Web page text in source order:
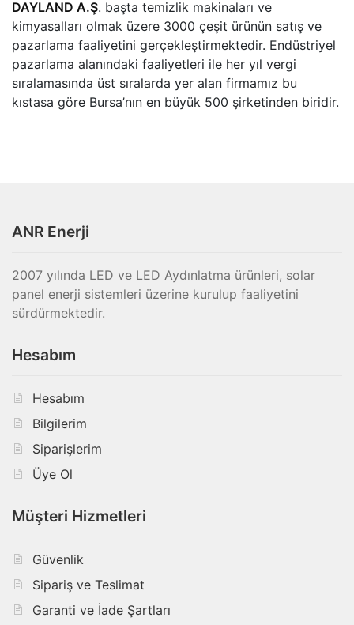
DAYLAND A.Ş. başta temizlik makinaları ve
kimyasalları olmak üzere 3000 çeşit ürünün satış ve
pazarlama faaliyetini gerçekleştirmektedir. Endüstriyel
pazarlama alanındaki faaliyetleri ile her yıl vergi
sıralamasında üst sıralarda yer alan firmamız bu
kıstasa göre Bursa’nın en büyük 500 şirketinden biridir.
ANR Enerji
2007 yılında LED ve LED Aydınlatma ürünleri, solar
panel enerji sistemleri üzerine kurulup faaliyetini
sürdürmektedir.
Hesabım
Hesabım
Bilgilerim
Siparişlerim
Üye Ol
Müşteri Hizmetleri
Güvenlik
Sipariş ve Teslimat
Garanti ve İade Şartları